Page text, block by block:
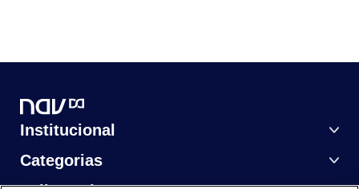
Institucional
Categorias